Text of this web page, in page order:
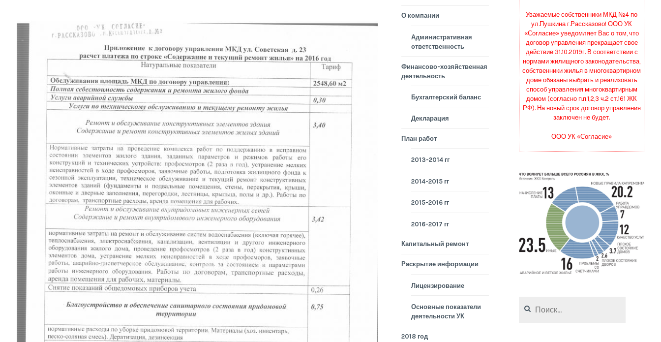
О компании
Административная
ответственность
Финансово-хозяйственная
деятельность
Бухгалтерский баланс
Декларация
План работ
2013-2014 гг
2014-2015 гг
2015-2016 гг
2016-2017 гг
Капитальный ремонт
Раскрытие информации
Лицензирование
Основные показатели
деятельности УК
2018 год
Уважаемые собственники МКД №4 по
ул.Пушкина г.Рассказово! ООО УК
«Согласие» уведомляет Вас о том, что
договор управления прекращает свое
действие 31.10.2019г. В соответствии с
нормами жилищного законодательства,
собственники жилья в многоквартирном
доме обязаны выбрать и реализовать
способ управления многоквартирным
домом (согласно п.п.1,2,3 ч.2 ст.161 ЖК
РФ). На новый срок договор управления
заключен не будет.
ООО УК «Согласие»